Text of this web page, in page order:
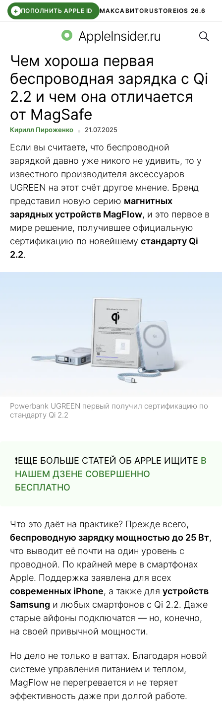
+ ПОПОЛНИТЬ APPLE ID МАКСАВИТОRUSTOREIOS 26.6
СБЕР КИДС ВТБ ОНЛАЙН ЧАТ В ROBLOX
AppleInsider.ru
Чем хороша первая
беспроводная зарядка с Qi
2.2 и чем она отличается
от MagSafe
Кирилл Пироженко 21.07.2025
Если вы считаете, что беспроводной
зарядкой давно уже никого не удивить, то у
известного производителя аксессуаров
UGREEN на этот счёт другое мнение. Бренд
представил новую серию магнитных
зарядных устройств MagFlow, и это первое в
мире решение, получившее официальную
сертификацию по новейшему стандарту Qi
2.2.
Powerbank UGREEN первый получил сертификацию по
стандарту Qi 2.2
❗️ЕЩЕ БОЛЬШЕ СТАТЕЙ ОБ APPLE ИЩИТЕ В
НАШЕМ ДЗЕНЕ СОВЕРШЕННО
БЕСПЛАТНО
Что это даёт на практике? Прежде всего,
беспроводную зарядку мощностью до 25 Вт,
что выводит её почти на один уровень с
проводной. По крайней мере в смартфонах
Apple. Поддержка заявлена для всех
современных iPhone, а также для устройств
Samsung и любых смартфонов с Qi 2.2. Даже
старые айфоны подключатся — но, конечно,
на своей привычной мощности.
Но дело не только в ваттах. Благодаря новой
системе управления питанием и теплом,
MagFlow не перегревается и не теряет
эффективность даже при долгой работе.